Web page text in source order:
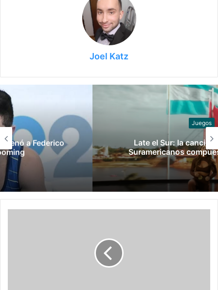
Joel Katz
Late el Sur: la canción de los Juegos
Suramericanos compuesta por mujeres